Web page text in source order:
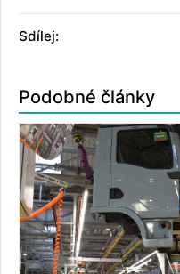
Sdílej:
Podobné články